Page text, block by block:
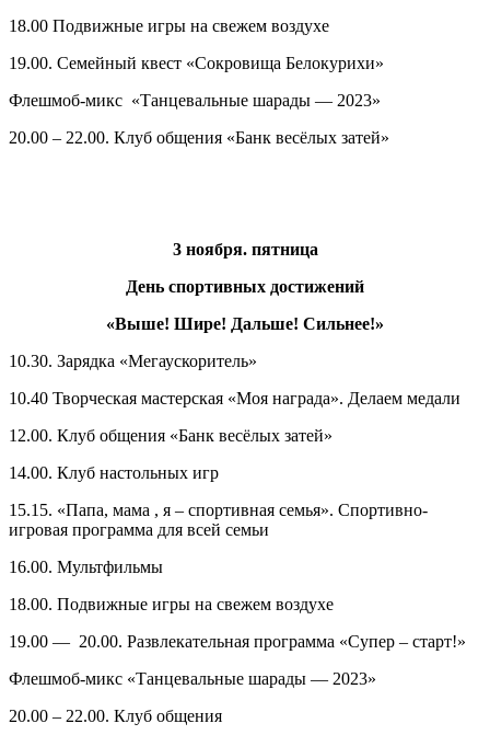
18.00 Подвижные игры на свежем воздухе
19.00. Семейный квест «Сокровища Белокурихи»
Флешмоб-микс «Танцевальные шарады — 2023»
20.00 – 22.00. Клуб общения «Банк весёлых затей»
3 ноября. пятница
День спортивных достижений
«Выше! Шире! Дальше! Сильнее!»
10.30. Зарядка «Мегаускоритель»
10.40 Творческая мастерская «Моя награда». Делаем медали
12.00. Клуб общения «Банк весёлых затей»
14.00. Клуб настольных игр
15.15. «Папа, мама , я – спортивная семья». Спортивно-
игровая программа для всей семьи
16.00. Мультфильмы
18.00. Подвижные игры на свежем воздухе
19.00 — 20.00. Развлекательная программа «Супер – старт!»
Флешмоб-микс «Танцевальные шарады — 2023»
20.00 – 22.00. Клуб общения